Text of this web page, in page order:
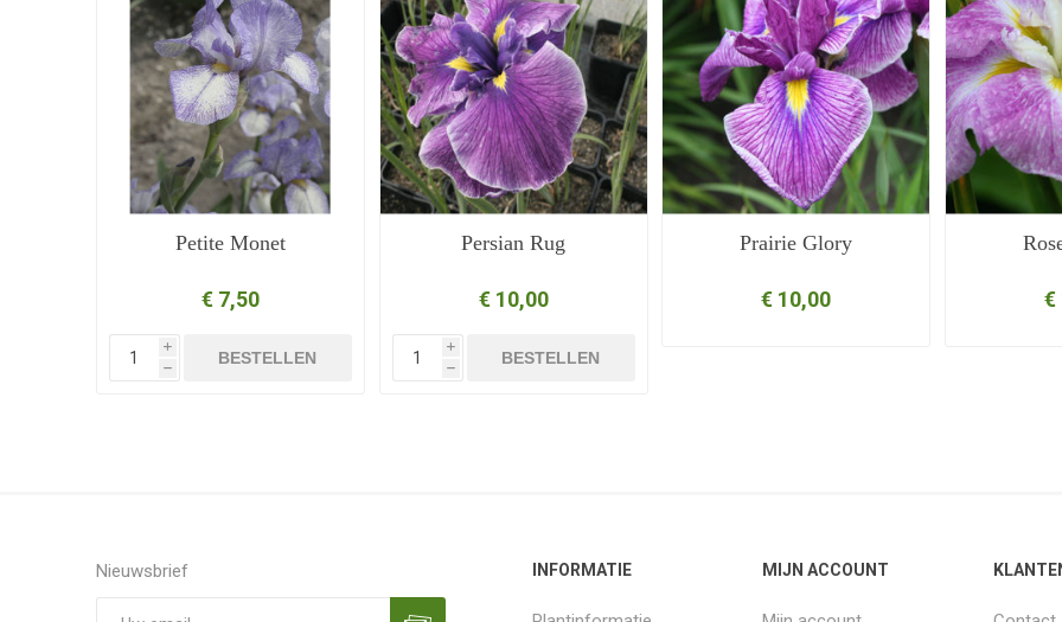
Petite Monet
€ 7,50
i
h
BESTELLEN
Persian Rug
€ 10,00
i
h
BESTELLEN
Prairie Glory
€ 10,00 €
Nieuwsbrief INFORMATIE MIJN ACCOUNT